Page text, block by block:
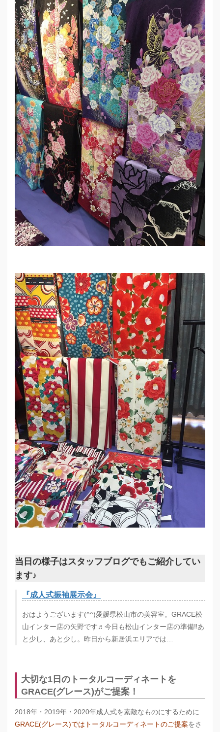
当日の様子はスタッフブログでもご紹介してい
ます♪
『成人式振袖展示会』
おはようございます(^^)愛媛県松山市の美容室。GRACE松
山インター店の矢野です♬今日も松山インター店の準備‼️あ
と少し、あと少し。昨日から新居浜エリアでは…
大切な1日のトータルコーディネートを
GRACE(グレース)がご提案！
2018年・2019年・2020年成人式を素敵なものにするために
GRACE(グレース)ではトータルコーディネートのご提案をさ